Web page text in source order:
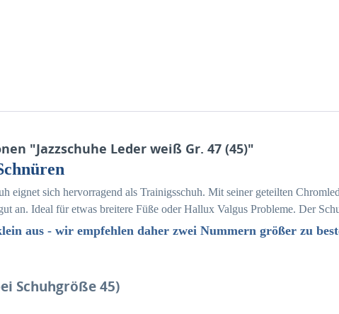
"Jazzschuhe Leder weiß Gr. 47 (45)"
eignet sich hervorragend als Trainigsschuh. Mit seiner geteilten
an. Ideal für etwas breitere Füße oder Hallux Valgus Probleme. Der
aus - wir empfehlen daher zwei Nummern größer zu
Schuhgröße 45)